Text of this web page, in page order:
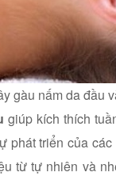
gàu nấm da đầu
giúp kích thích
phát triển của
từ tự nhiên và